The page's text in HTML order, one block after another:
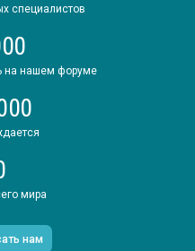
специалистов
на нашем форуме
мира
нам